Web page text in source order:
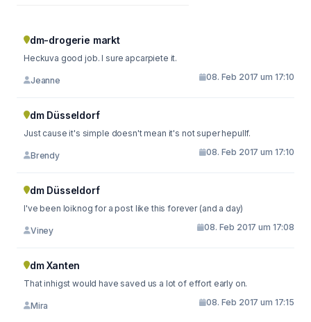
dm-drogerie markt
Heckuva good job. I sure apcarpiete it.
Jeanne 08. Feb 2017 um 17:10
dm Düsseldorf
Just cause it's simple doesn't mean it's not super hepullf.
Brendy 08. Feb 2017 um 17:10
dm Düsseldorf
I've been loiknog for a post like this forever (and a day)
Viney 08. Feb 2017 um 17:08
dm Xanten
That inhigst would have saved us a lot of effort early on.
Mira 08. Feb 2017 um 17:15